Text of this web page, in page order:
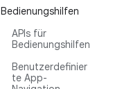
Bedienungshilfen
APIs für
Bedienungshilfen
Benutzerdefinier
te App-